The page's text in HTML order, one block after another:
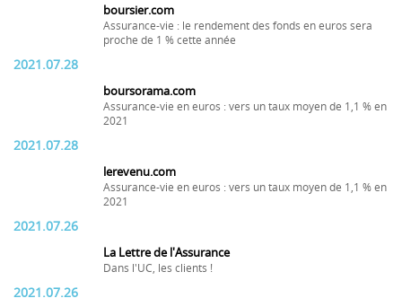
boursier.com
Assurance-vie : le rendement des fonds en euros sera
proche de 1 % cette année
2021.07.28
boursorama.com
Assurance-vie en euros : vers un taux moyen de 1,1 % en
2021
2021.07.28
lerevenu.com
Assurance-vie en euros : vers un taux moyen de 1,1 % en
2021
2021.07.26
La Lettre de l'Assurance
Dans l'UC, les clients !
2021.07.26